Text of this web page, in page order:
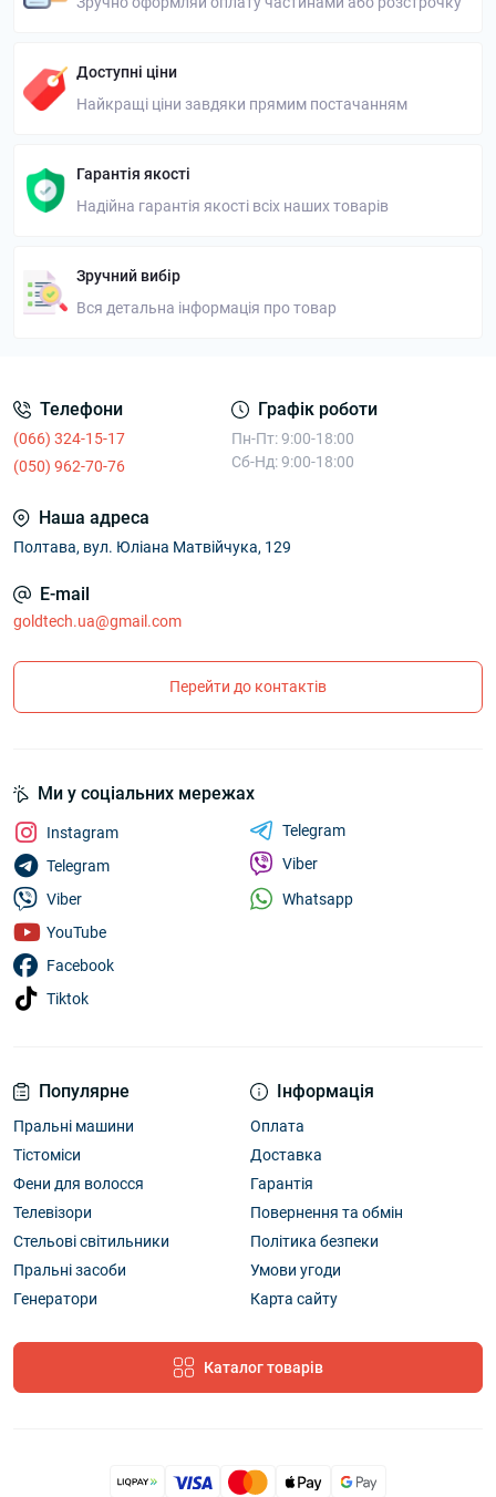
Доступні ціни
Найкращі ціни завдяки прямим постачанням
Гарантія якості
Надійна гарантія якості всіх наших товарів
Зручний вибір
Вся детальна інформація про товар
Телефони
(066) 324-15-17
(050) 962-70-76
Графік роботи
Пн-Пт: 9:00-18:00
Сб-Нд: 9:00-18:00
Наша адреса
Полтава, вул. Юліана Матвійчука, 129
E-mail
goldtech.ua@gmail.com
Перейти до контактів
Популярне
Пральні машини
Тістоміси
Фени для волосся
Телевізори
Стельові світильники
Пральні засоби
Генератори
Інформація
Оплата
Доставка
Гарантія
Повернення та обмін
Політика безпеки
Умови угоди
Карта сайту
Каталог товарів
Ми у соціальних мережах
Instagram
Telegram
Viber
YouTube
Facebook
Tiktok
Telegram
Viber
Whatsapp